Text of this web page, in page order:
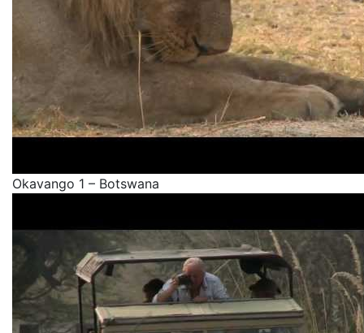
Okavango 1 – Botswana